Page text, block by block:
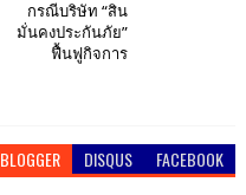
กรณีบริษัท “สิน
มั่นคงประกันภัย”
ฟื้นฟูกิจการ
BLOGGER DISQUS FACEBOOK